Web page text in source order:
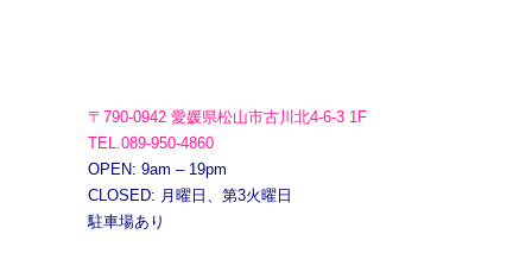
〒790-0942 愛媛県松山市古川北4-6-3 1F
TEL.089-950-4860
OPEN: 9am – 19pm
CLOSED: 月曜日、第3火曜日
駐車場あり